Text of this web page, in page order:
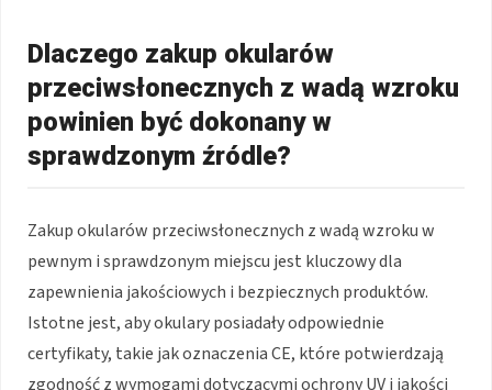
Dlaczego zakup okularów
przeciwsłonecznych z wadą wzroku
powinien być dokonany w
sprawdzonym źródle?
Zakup okularów przeciwsłonecznych z wadą wzroku w
pewnym i sprawdzonym miejscu jest kluczowy dla
zapewnienia jakościowych i bezpiecznych produktów.
Istotne jest, aby okulary posiadały odpowiednie
certyfikaty, takie jak oznaczenia CE, które potwierdzają
zgodność z wymogami dotyczącymi ochrony UV i jakości